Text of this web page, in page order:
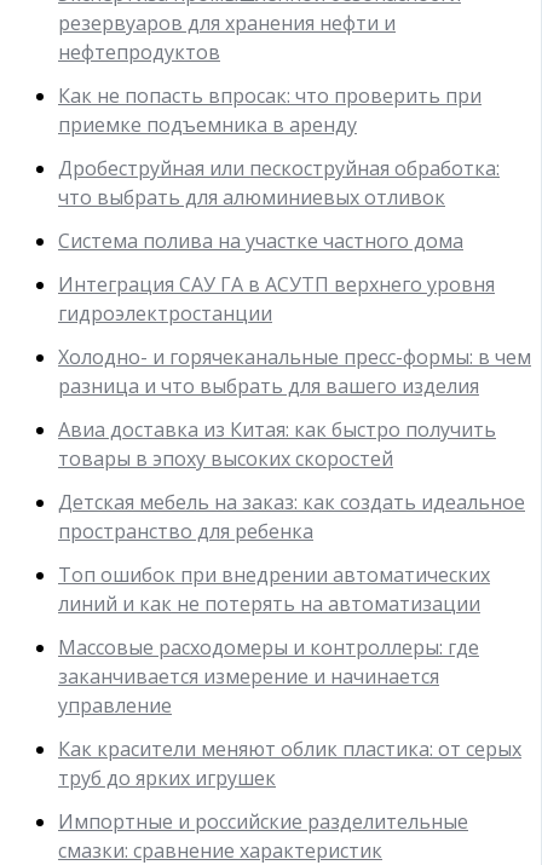
резервуаров для хранения нефти и
нефтепродуктов
Как не попасть впросак: что проверить при
приемке подъемника в аренду
Дробеструйная или пескоструйная обработка:
что выбрать для алюминиевых отливок
Система полива на участке частного дома
Интеграция САУ ГА в АСУТП верхнего уровня
гидроэлектростанции
Холодно- и горячеканальные пресс-формы: в чем
разница и что выбрать для вашего изделия
Авиа доставка из Китая: как быстро получить
товары в эпоху высоких скоростей
Детская мебель на заказ: как создать идеальное
пространство для ребенка
Топ ошибок при внедрении автоматических
линий и как не потерять на автоматизации
Массовые расходомеры и контроллеры: где
заканчивается измерение и начинается
управление
Как красители меняют облик пластика: от серых
труб до ярких игрушек
Импортные и российские разделительные
смазки: сравнение характеристик